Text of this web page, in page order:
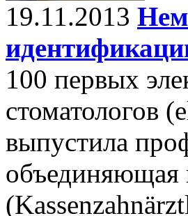
19.11.2013
100 первых
стоматологов
выпустила
объединяющая